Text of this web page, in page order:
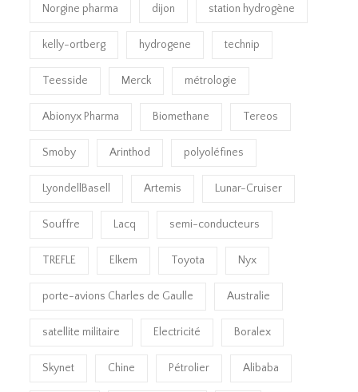
Norgine pharma dijon station hydrogène
kelly-ortberg hydrogene technip
Teesside Merck métrologie
Abionyx Pharma Biomethane Tereos
Smoby Arinthod polyoléfines
LyondellBasell Artemis Lunar-Cruiser
Souffre Lacq semi-conducteurs
TREFLE Elkem Toyota Nyx
porte-avions Charles de Gaulle Australie
satellite militaire Electricité Boralex
Skynet Chine Pétrolier Alibaba